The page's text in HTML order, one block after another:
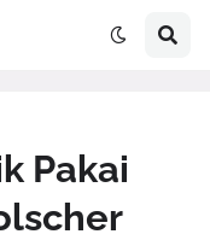
Pakai